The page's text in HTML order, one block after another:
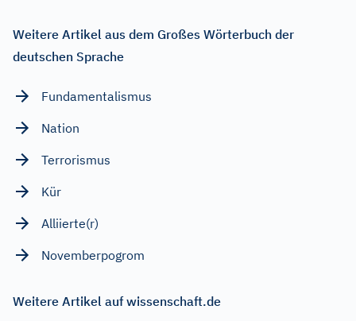
Weitere Artikel aus dem Großes Wörterbuch der
deutschen Sprache
Fundamentalismus
Nation
Terrorismus
Kür
Alliierte(r)
Novemberpogrom
Weitere Artikel auf wissenschaft.de